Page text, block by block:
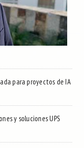
para proyectos de IA
y soluciones UPS